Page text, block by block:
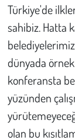
Türkiye'de
sahibiz. Hatta
dünyada örnek
konferansta
yüzünden
olan bu